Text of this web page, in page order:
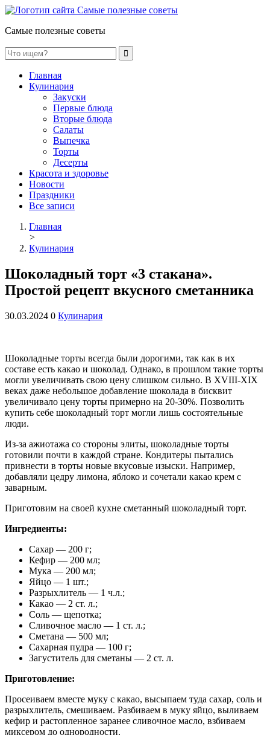
Самые полезные советы
Главная
Кулинария
Закуски
Первые блюда
Вторые блюда
Салаты
Выпечка
Торты
Десерты
Красота и здоровье
Новости
Праздники
Все записи
Главная
>
Кулинария
Шоколадный торт «3 стакана».
Простой рецепт вкусного сметанника
30.03.2024 0 Кулинария
Шоколадные торты всегда были дорогими, так как в их
составе есть какао и шоколад. Однако, в прошлом такие торты
могли увеличивать свою цену слишком сильно. В XVIII-XIX
веках даже небольшое добавление шоколада в бисквит
увеличивало цену торты примерно на 20-30%. Позволить
купить себе шоколадный торт могли лишь состоятельные
люди.
Из-за ажиотажа со стороны элиты, шоколадные торты
готовили почти в каждой стране. Кондитеры пытались
привнести в торты новые вкусовые изыски. Например,
добавляли цедру лимона, яблоко и сочетали какао крем с
заварным.
Приготовим на своей кухне сметанный шоколадный торт.
Ингредиенты:
Сахар — 200 г;
Кефир — 200 мл;
Мука — 200 мл;
Яйцо — 1 шт.;
Разрыхлитель — 1 ч.л.;
Какао — 2 ст. л.;
Соль — щепотка;
Сливочное масло — 1 ст. л.;
Сметана — 500 мл;
Сахарная пудра — 100 г;
Загуститель для сметаны — 2 ст. л.
Приготовление:
Просеиваем вместе муку с какао, высыпаем туда сахар, соль и
разрыхлитель, смешиваем. Разбиваем в муку яйцо, выливаем
кефир и растопленное заранее сливочное масло, взбиваем
миксером до однородности.